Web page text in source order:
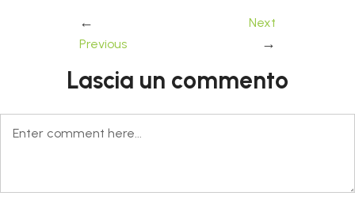
←
Previous
Next
→
Lascia un commento